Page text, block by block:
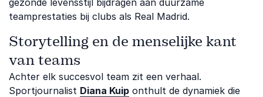
gezonde levensstijl bijdragen aan duurzame
teamprestaties bij clubs als Real Madrid.
Storytelling en de menselijke kant
van teams
Achter elk succesvol team zit een verhaal.
Sportjournalist Diana Kuip onthult de dynamiek die